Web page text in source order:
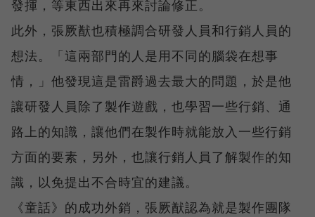
發揮，等東西出來再來討論修正。
此外，張厥猷也積極調合研發人員和行銷人員的
想法。「這兩部門的人是用不同的腦袋在想事
情，」他發現這是雷爵過去最大的問題，於是他
讓研發人員除了製作遊戲，也學習一些行銷、通
路上的知識，讓他們在製作時就能放入一些行銷
方面的要素，另外，也讓行銷人員了解製作的知
識，以免提出不合時宜的建議。
《童話》的成功外銷，張厥猷認為就是製作團隊